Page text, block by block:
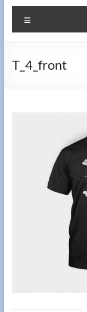
T_4_front